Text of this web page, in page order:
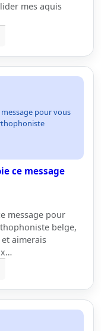
mes aquis
pour vous
ce message
message pour
belge,
aimerais